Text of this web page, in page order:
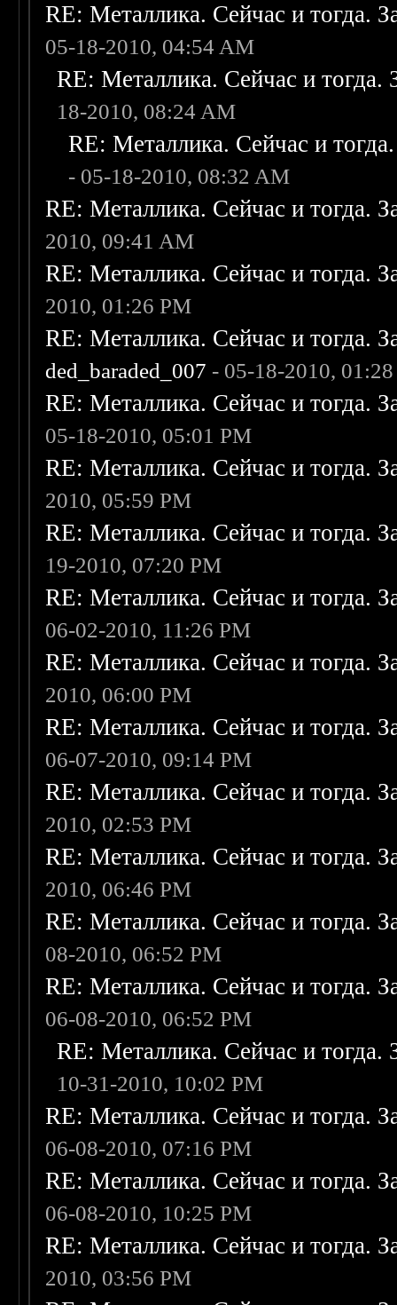
RE: Металлика. Сейчас и тогда.
05-18-2010, 04:54 AM
RE: Металлика. Сейчас и
18-2010, 08:24 AM
RE: Металлика. Сейчас и
- 05-18-2010, 08:32 AM
RE: Металлика. Сейчас и тогда.
2010, 09:41 AM
RE: Металлика. Сейчас и тогда.
2010, 01:26 PM
RE: Металлика. Сейчас и тогда.
ded_baraded_007 - 05-18-2010,
RE: Металлика. Сейчас и тогда.
05-18-2010, 05:01 PM
RE: Металлика. Сейчас и тогда.
2010, 05:59 PM
RE: Металлика. Сейчас и тогда.
19-2010, 07:20 PM
RE: Металлика. Сейчас и тогда.
06-02-2010, 11:26 PM
RE: Металлика. Сейчас и тогда.
2010, 06:00 PM
RE: Металлика. Сейчас и тогда.
06-07-2010, 09:14 PM
RE: Металлика. Сейчас и тогда.
2010, 02:53 PM
RE: Металлика. Сейчас и тогда.
2010, 06:46 PM
RE: Металлика. Сейчас и тогда.
08-2010, 06:52 PM
RE: Металлика. Сейчас и тогда.
06-08-2010, 06:52 PM
RE: Металлика. Сейчас и
10-31-2010, 10:02 PM
RE: Металлика. Сейчас и тогда.
06-08-2010, 07:16 PM
RE: Металлика. Сейчас и тогда.
06-08-2010, 10:25 PM
RE: Металлика. Сейчас и тогда.
2010, 03:56 PM